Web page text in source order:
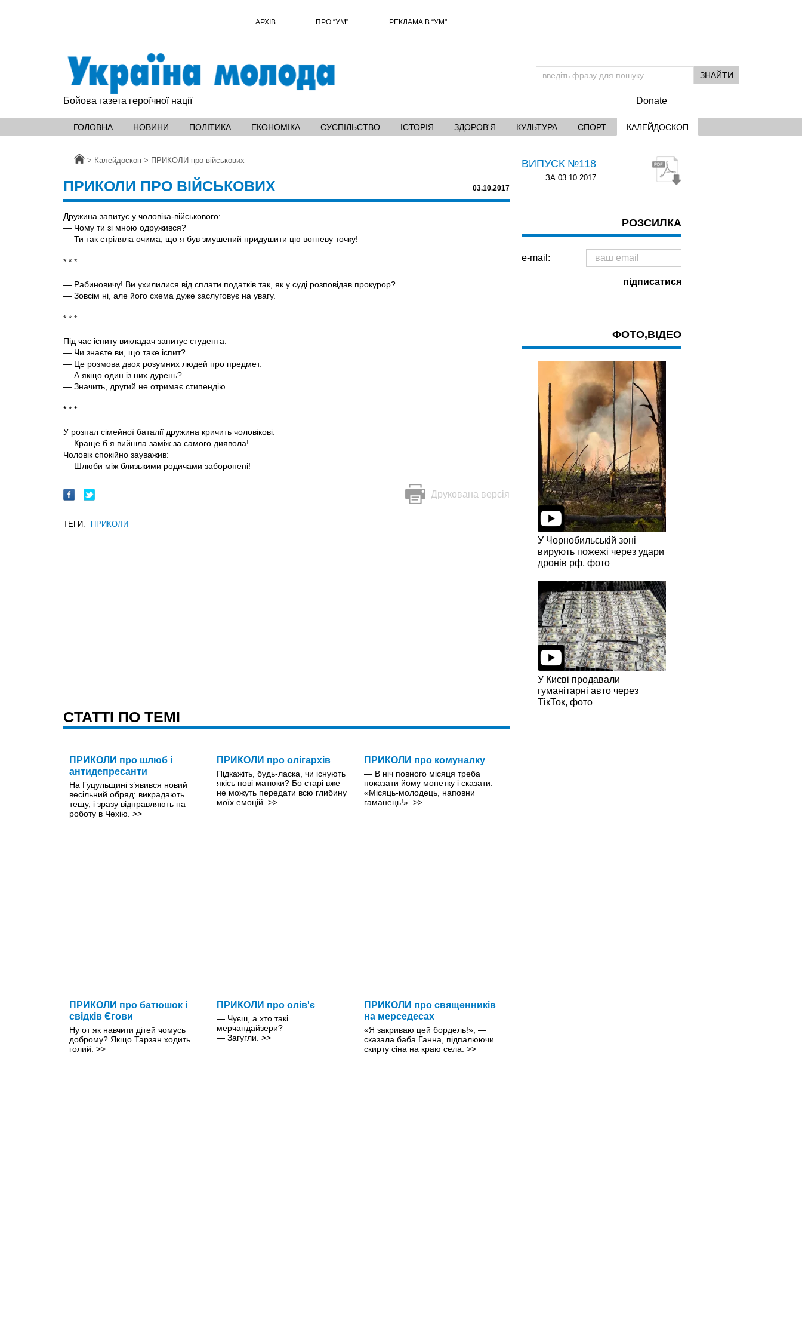
АРХІВ ПРО “УМ” РЕКЛАМА В “УМ"
Бойова газета героїчної нації Donate
ГОЛОВНА НОВИНИ ПОЛІТИКА ЕКОНОМІКА СУСПІЛЬСТВО ІСТОРІЯ ЗДОРОВ'Я КУЛЬТУРА СПОРТ КАЛЕЙДОСКОП
Головна
> Калейдоскоп > ПРИКОЛИ про військових
ПРИКОЛИ ПРО ВІЙСЬКОВИХ 03.10.2017
Дружина запитує у чоловіка-військового:
— Чому ти зi мною одружився?
— Ти так стріляла очима, що я був змушений придушити цю вогневу точку!
* * *
— Рабиновичу! Ви ухилилися від сплати податків так, як у суді розповідав прокурор?
— Зовсім нi, але його схема дуже заслуговує на увагу.
* * *
Під час іспиту викладач запитує студента:
— Чи знаєте ви, що таке іспит?
— Це розмова двох розумних людей про предмет.
— А якщо один iз них дурень?
— Значить, другий не отримає стипендію.
* * *
У розпал сімейної баталії дружина кричить чоловікові:
— Краще б я вийшла заміж за самого диявола!
Чоловік спокійно зауважив:
— Шлюби між близькими родичами заборонені!
Друкована версія
ТЕГИ: ПРИКОЛИ
CТАТТІ ПО ТЕМІ
ПРИКОЛИ про шлюб і
антидепресанти
На Гуцульщині з’явився новий
весільний обряд: викрадають
тещу, і зразу відправляють на
роботу в Чехію. >>
ПРИКОЛИ про олігархів
Підкажіть, будь-ласка, чи існують
якісь нові матюки? Бо старі вже
не можуть передати всю глибину
моїх емоцій. >>
ПРИКОЛИ про комуналку
— В ніч повного місяця треба
показати йому монетку і сказати:
«Місяць-молодець, наповни
гаманець!». >>
ПРИКОЛИ про батюшок і
свідків Єгови
Ну от як навчити дітей чомусь
доброму? Якщо Тарзан ходить
голий. >>
ПРИКОЛИ про олів'є
— Чуєш, а хто такі
мерчандайзери?
— Загугли. >>
ПРИКОЛИ про священників
на мерседесах
«Я закриваю цей бордель!», —
сказала баба Ганна, підпалюючи
скирту сіна на краю села. >>
ВИПУСК №118
ЗА 03.10.2017
РОЗСИЛКА
e-mail:
ФОТО,ВІДЕО
У Чорнобильській зоні
вирують пожежі через удари
дронів рф, фото
У Києві продавали
гуманітарні авто через
ТікТок, фото